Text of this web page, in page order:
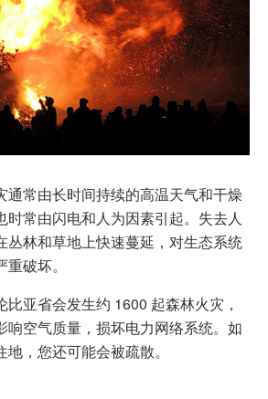
通常由长时间持续的高温天气和干燥
时常由闪电和人为因素引起。失去人
丛林和草地上快速蔓延，对生态系统
破坏。
亚省会发生约 1600 起森林火灾，
响空气质量，损坏电力网络系统。如
，您还可能会被疏散。